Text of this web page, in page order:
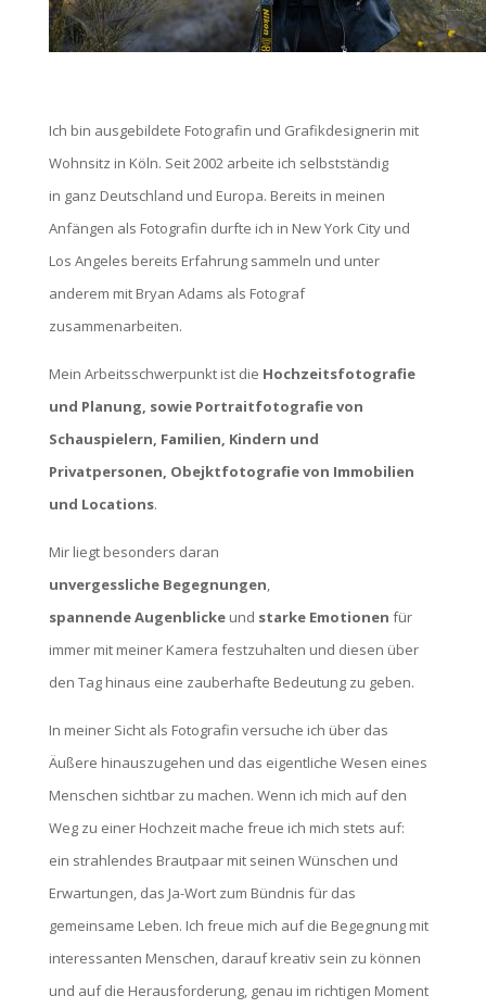
Ich bin ausgebildete Fotografin und Grafikdesignerin mit
Wohnsitz in Köln. Seit 2002 arbeite ich selbstständig
in ganz Deutschland und Europa. Bereits in meinen
Anfängen als Fotografin durfte ich in New York City und
Los Angeles bereits Erfahrung sammeln und unter
anderem mit Bryan Adams als Fotograf
zusammenarbeiten.
Mein Arbeitsschwerpunkt ist die Hochzeitsfotografie
und Planung, sowie Portraitfotografie von
Schauspielern, Familien, Kindern und
Privatpersonen, Obejktfotografie von Immobilien
und Locations.
Mir liegt besonders daran
unvergessliche Begegnungen,
spannendeAugenblickeund starke Emotionen für
immer mit meiner Kamera festzuhalten und diesen über
den Tag hinaus eine zauberhafte Bedeutung zu geben.
In meiner Sicht als Fotografin versuche ich über das
Äußere hinauszugehen und das eigentliche Wesen eines
Menschen sichtbar zu machen. Wenn ich mich auf den
Weg zu einer Hochzeit mache freue ich mich stets auf:
ein strahlendes Brautpaar mit seinen Wünschen und
Erwartungen, das Ja-Wort zum Bündnis für das
gemeinsame Leben. Ich freue mich auf die Begegnung mit
interessanten Menschen, darauf kreativ sein zu können
und auf die Herausforderung, genau im richtigen Moment